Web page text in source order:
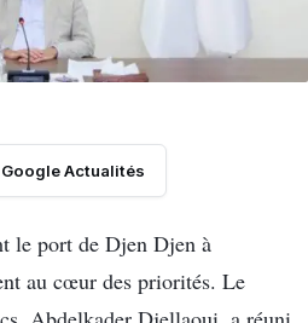
Actualités
le port de Djen Djen à
au cœur des priorités. Le